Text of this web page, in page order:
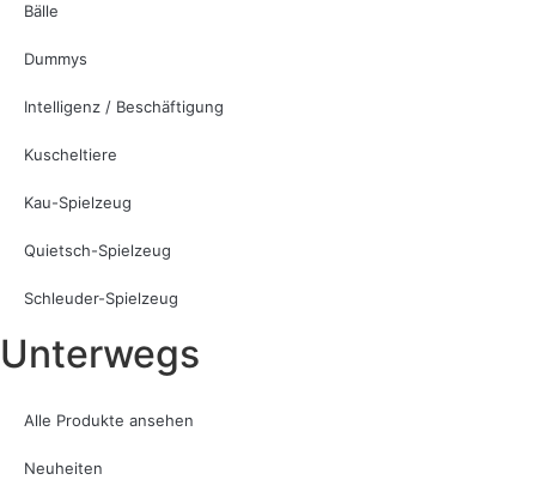
Bälle
Dummys
Intelligenz / Beschäftigung
Kuscheltiere
Kau-Spielzeug
Quietsch-Spielzeug
Schleuder-Spielzeug
Unterwegs
Alle Produkte ansehen
Neuheiten